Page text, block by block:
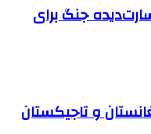
خسارت‌دیده جنگ برای
و تاجیکستان